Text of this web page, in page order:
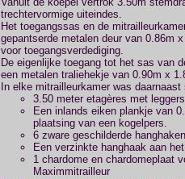
trechtervormige uiteindes.
Het toegangssas en de
gepantserde metalen deur van 0.86m
voor toegangsverdediging.
De eigenlijke toegang tot het sas van
een metalen traliehekje van 0.90m x
In elke mitrailleurkamer was
3.50 meter etagères met
Een inlands eiken plankje van
plaatsing van een kogelpers.
6 zware geschilderde
Een verzinkte hanghaak aan
1 chardome en chardomeplaat
Maximmitrailleur